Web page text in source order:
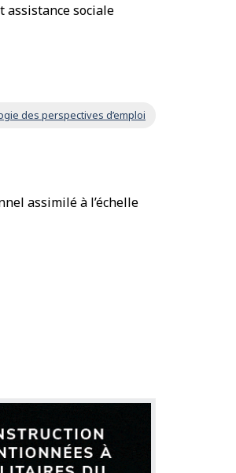
sociale
des perspectives d’emploi
assimilé à l’échelle